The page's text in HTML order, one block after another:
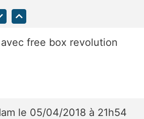
free box revolution
le 05/04/2018 à 21h54